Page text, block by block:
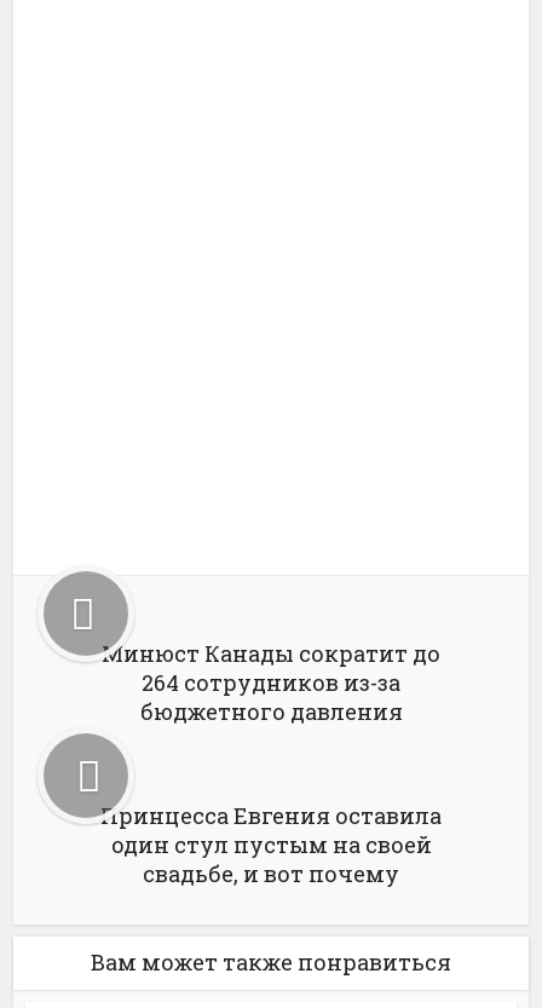
Минюст Канады сократит до
264 сотрудников из-за
бюджетного давления
Принцесса Евгения оставила
один стул пустым на своей
свадьбе, и вот почему
Вам может также понравиться